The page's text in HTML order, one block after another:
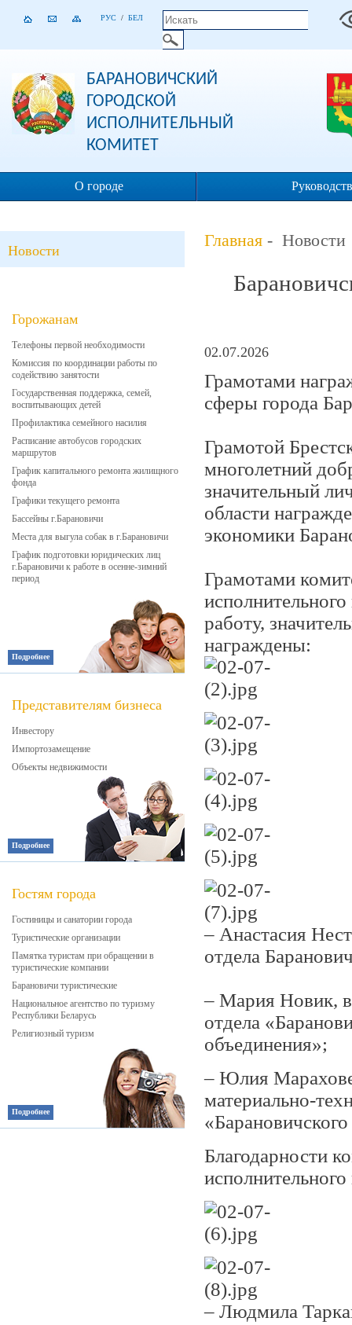
РУС / БЕЛ
БАРАНОВИЧСКИЙ
ГОРОДСКОЙ
ИСПОЛНИТЕЛЬНЫЙ
КОМИТЕТ
О городе
Новости
Горожанам
Телефоны первой необходимости
Комиссия по координации работы по
содействию занятости
Государственная поддержка, семей,
воспитывающих детей
Профилактика семейного насилия
Расписание автобусов городских
маршрутов
График капитального ремонта жилищного
фонда
Графики текущего ремонта
Бассейны г.Барановичи
Места для выгула собак в г.Барановичи
График подготовки юридических лиц
г.Барановичи к работе в осенне-зимний
период
Подробнее
Представителям бизнеса
Инвестору
Импортозамещение
Объекты недвижимости
Подробнее
Гостям города
Гостиницы и санатории города
Туристические организации
Памятка туристам при обращении в
туристические компании
Барановичи туристические
Национальное агентство по туризму
Республики Беларусь
Религиозный туризм
Подробнее
Главная - Новости
02.07.2026
Грамотами
сферы города
Грамотой
многолетний
значительный
области
экономики
Грамотами
работу,
награждены:
– Анастасия
отдела
– Мария Новик,
отдела
объединения»;
– Юлия
материально-
«Барановичского
Благодарности
– Людмила